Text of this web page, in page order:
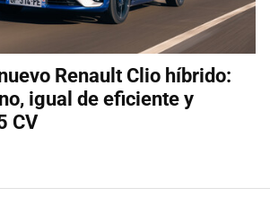
Renault Clio híbrido:
igual de eficiente y
CV